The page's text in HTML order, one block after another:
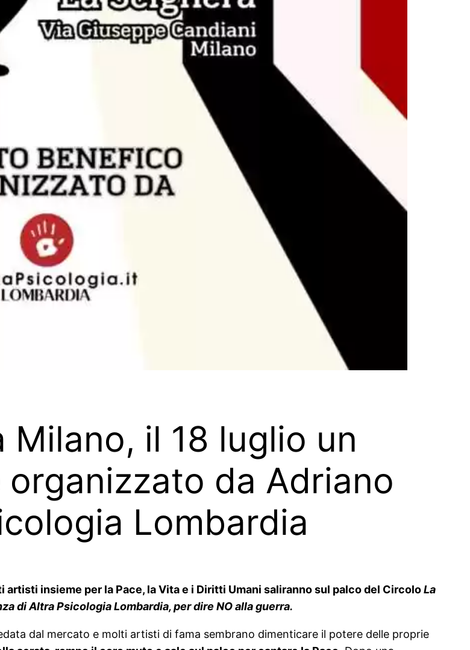
il 18 luglio un
da Adriano
Lombardia
artisti insieme per la Pace, la Vita e i Diritti Umani saliranno sul palco del CircoloLa
di Altra Psicologia Lombardia, per dire NO alla guerra.
dal mercato e molti artisti di fama sembrano dimenticare il potere delle proprie